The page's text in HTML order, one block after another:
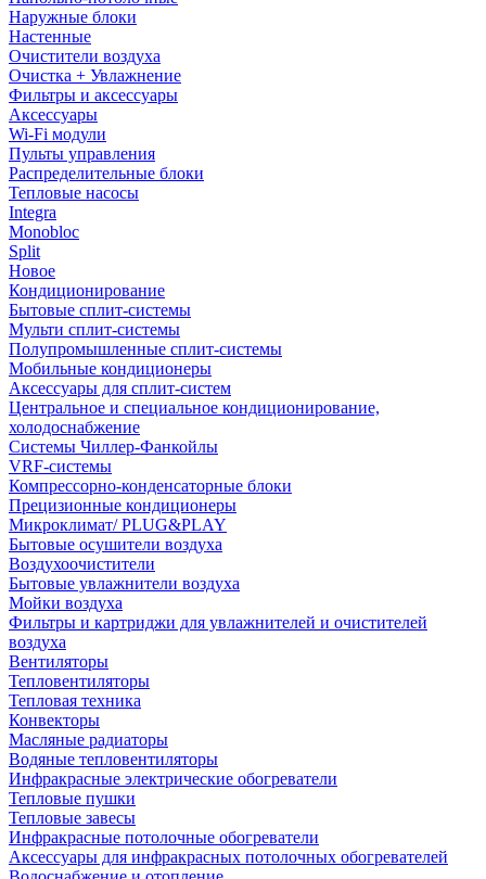
Наружные блоки
Настенные
Очистители воздуха
Очистка + Увлажнение
Фильтры и аксессуары
Аксессуары
Wi-Fi модули
Пульты управления
Распределительные блоки
Тепловые насосы
Integra
Monobloc
Split
Новое
Кондиционирование
Бытовые сплит-системы
Мульти сплит-системы
Полупромышленные сплит-системы
Мобильные кондиционеры
Аксессуары для сплит-систем
Центральное и специальное кондиционирование,
холодоснабжение
Системы Чиллер-Фанкойлы
VRF-системы
Компрессорно-конденсаторные блоки
Прецизионные кондиционеры
Микроклимат/ PLUG&PLAY
Бытовые осушители воздуха
Воздухоочистители
Бытовые увлажнители воздуха
Мойки воздуха
Фильтры и картриджи для увлажнителей и очистителей
воздуха
Вентиляторы
Тепловентиляторы
Тепловая техника
Конвекторы
Масляные радиаторы
Водяные тепловентиляторы
Инфракрасные электрические обогреватели
Тепловые пушки
Тепловые завесы
Инфракрасные потолочные обогреватели
Аксессуары для инфракрасных потолочных обогревателей